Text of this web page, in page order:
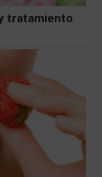
tratamiento